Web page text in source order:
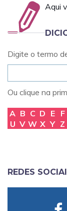
Aqui
Digite o termo
Ou clique na
A B C D E F
U V W X Y Z
REDES